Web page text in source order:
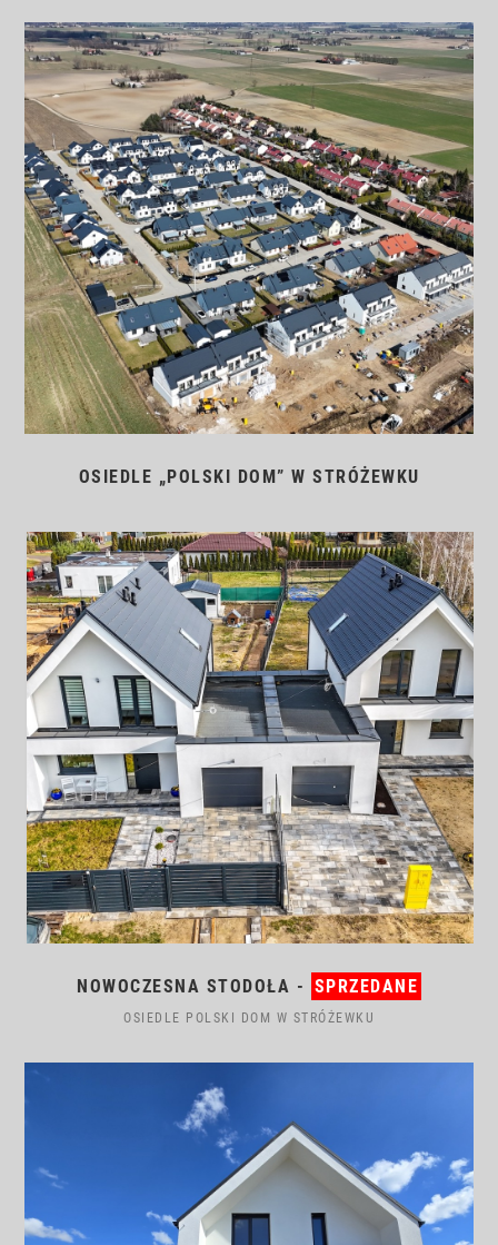
OSIEDLE „POLSKI DOM” W STRÓŻEWKU
NOWOCZESNA STODOŁA - SPRZEDANE
OSIEDLE POLSKI DOM W STRÓŻEWKU